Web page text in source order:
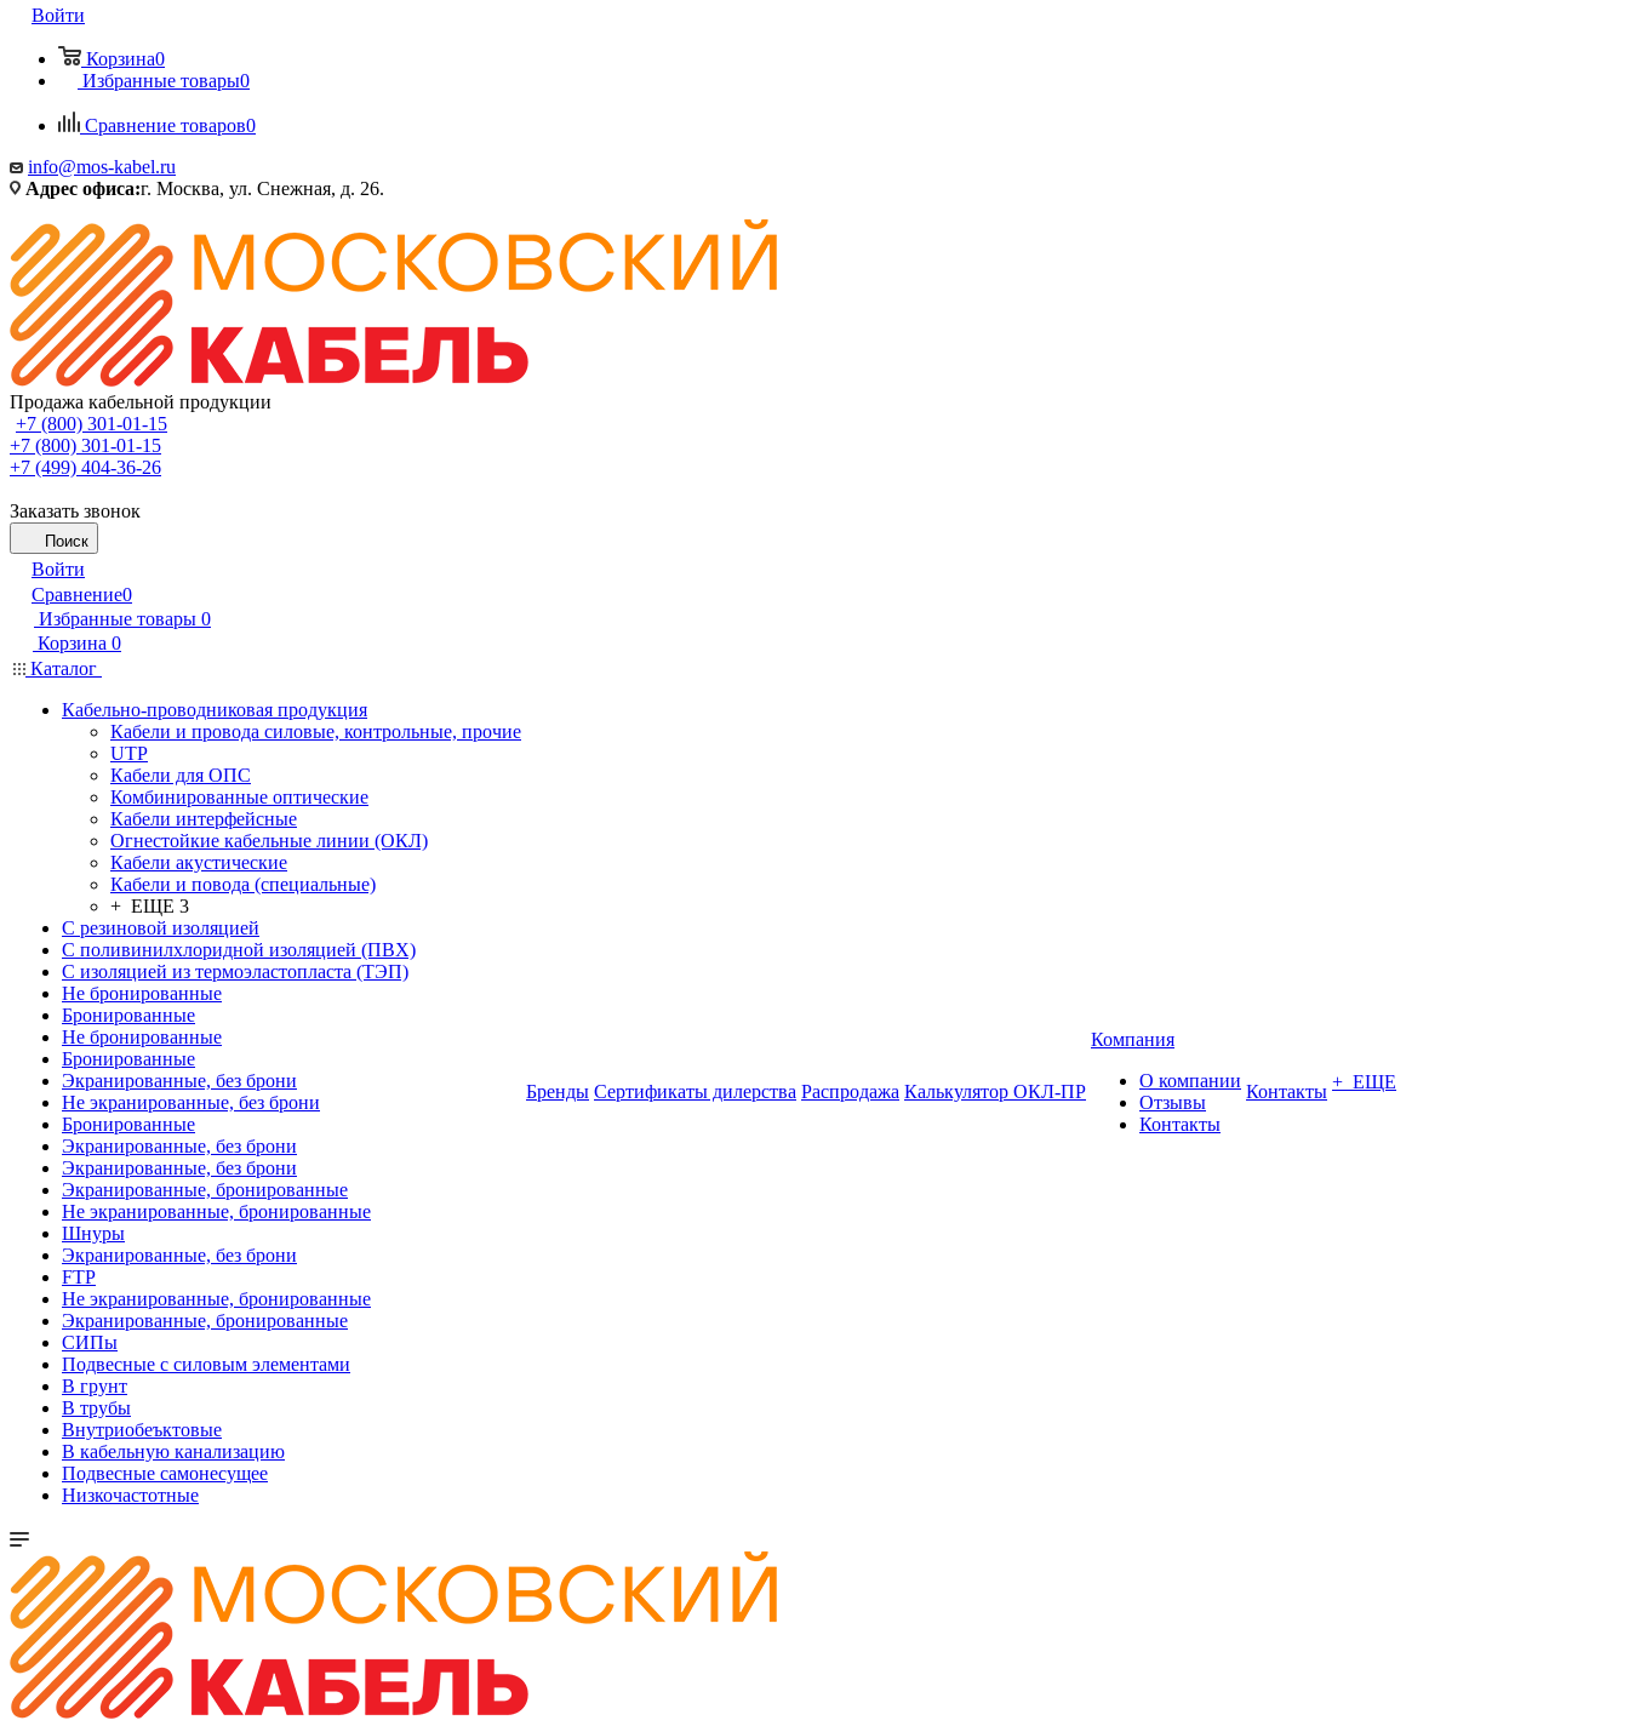
Войти
Корзина0
Избранные товары0
Сравнение товаров0
info@mos-kabel.ru
Адрес офиса:г. Москва, ул. Снежная, д. 26.
Продажа кабельной продукции
+7 (800) 301-01-15
+7 (800) 301-01-15
+7 (499) 404-36-26
Заказать звонок
Поиск
Войти
Сравнение0
Избранные товары 0
Корзина 0
Каталог
Кабельно-проводниковая продукция
Кабели и провода силовые, контрольные, прочие
UTP
Кабели для ОПС
Комбинированные оптические
Кабели интерфейсные
Огнестойкие кабельные линии (ОКЛ)
Кабели акустические
Кабели и повода (специальные)
+ ЕЩЕ 3
С резиновой изоляцией
С поливинилхлоридной изоляцией (ПВХ)
С изоляцией из термоэластопласта (ТЭП)
Не бронированные
Бронированные
Не бронированные
Бронированные
Экранированные, без брони
Не экранированные, без брони
Бронированные
Экранированные, без брони
Экранированные, без брони
Экранированные, бронированные
Не экранированные, бронированные
Шнуры
Экранированные, без брони
FTP
Не экранированные, бронированные
Экранированные, бронированные
СИПы
Подвесные с силовым элементами
В грунт
В трубы
Внутриобеъктовые
В кабельную канализацию
Подвесные самонесущее
Низкочастотные
Бренды Сертификаты дилерства Распродажа Калькулятор ОКЛ-ПР
Компания
О компании
Отзывы
Контакты
Контакты + ЕЩЕ